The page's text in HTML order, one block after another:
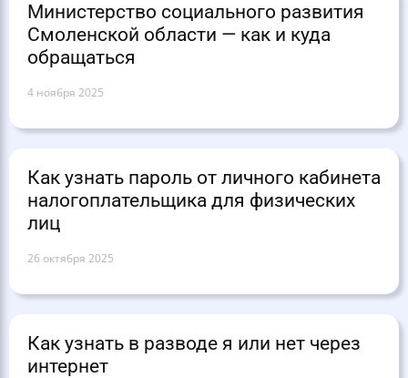
Министерство социального развития
Смоленской области — как и куда
обращаться
4 ноября 2025
Как узнать пароль от личного кабинета
налогоплательщика для физических
лиц
26 октября 2025
Как узнать в разводе я или нет через
интернет